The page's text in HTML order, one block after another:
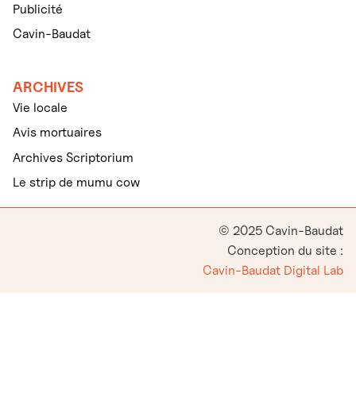
Publicité
Cavin-Baudat
ARCHIVES
Vie locale
Avis mortuaires
Archives Scriptorium
Le strip de mumu cow
© 2025 Cavin-Baudat
Conception du site :
Cavin-Baudat Digital Lab